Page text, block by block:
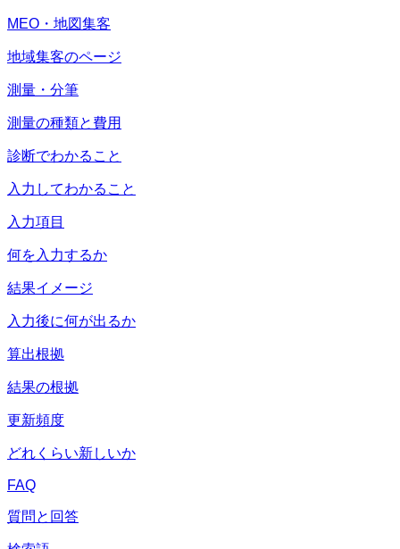
MEO・地図集客
地域集客のページ
測量・分筆
測量の種類と費用
診断でわかること
入力してわかること
入力項目
何を入力するか
結果イメージ
入力後に何が出るか
算出根拠
結果の根拠
更新頻度
どれくらい新しいか
FAQ
質問と回答